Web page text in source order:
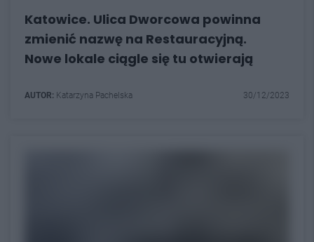
Katowice. Ulica Dworcowa powinna
zmienić nazwę na Restauracyjną.
Nowe lokale ciągle się tu otwierają
AUTOR: Katarzyna Pachelska 30/12/2023